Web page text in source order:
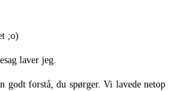
;o)
laver jeg.
godt forstå, du spørger. Vi lavede netop